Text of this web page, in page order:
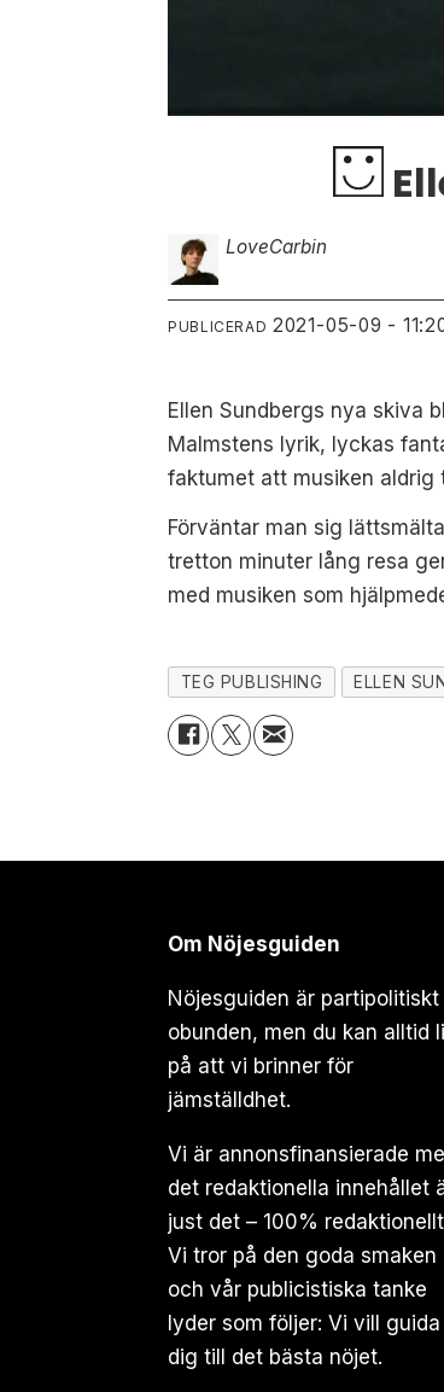
LoveCarbin
PUBLICERAD 2021-05-09 -
Ellen Sundbergs nya skiva
Malmstens lyrik, lyckas
faktumet att musiken aldrig
Förväntar man sig
tretton minuter lång resa
med musiken som
TEG PUBLISHING ELLEN
Om Nöjesguiden
Nöjesguiden är partipolitiskt
obunden, men du kan alltid
på att vi brinner för
jämställdhet.
Vi är annonsfinansierade
det redaktionella innehållet
just det – 100%
Vi tror på den goda smaken
och vår publicistiska tanke
lyder som följer: Vi vill guida
dig till det bästa nöjet.